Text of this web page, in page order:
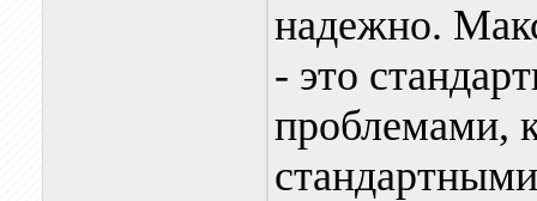
надежно.
- это
проблемами,